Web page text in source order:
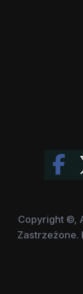
Copyright ©,
Zastrzeżone.